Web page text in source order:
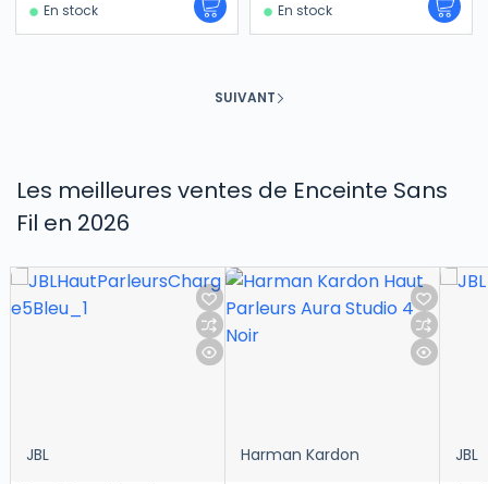
En stock
En stock
SUIVANT
Les meilleures ventes de Enceinte Sans
Fil en 2026
JBL Harman Kardon JBL